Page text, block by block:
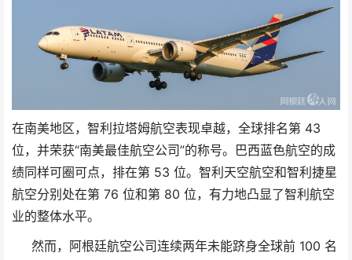
在南美地区，智利拉塔姆航空表现卓越，全球排名第 43
位，并荣获“南美最佳航空公司”的称号。巴西蓝色航空的成
绩同样可圈可点，排在第 53 位。智利天空航空和智利捷星
航空分别处在第 76 位和第 80 位，有力地凸显了智利航空
业的整体水平。
然而，阿根廷航空公司连续两年未能跻身全球前 100 名